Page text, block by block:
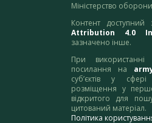
Міністерство
Контент доступний
Attribution 4.0
зазначено інше.
При
посилання на
суб’єктів у
розміщення у
відкритого для
цитований матеріал.
Політика